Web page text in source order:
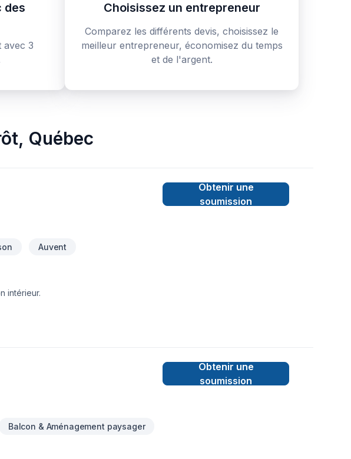
des
avec 3
Choisissez un entrepreneur
Comparez les différents devis, choisissez le
meilleur entrepreneur, économisez du temps
et de l'argent.
, Québec
Auvent
intérieur.
Obtenir une
soumission
Balcon & Aménagement paysager
Obtenir une
soumission